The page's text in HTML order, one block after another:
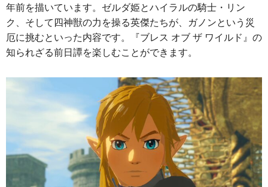
年前を描いています。ゼルダ姫とハイラルの騎士・リン
ク、そして四神獣の力を操る英傑たちが、ガノンという災
厄に挑むといった内容です。『ブレス オブ ザ ワイルド』の
知られざる前日譚を楽しむことができます。